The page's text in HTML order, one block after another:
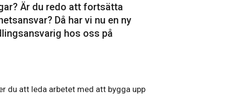
Är du redo att fortsätta
Då har vi nu en ny
hos oss på
du att leda arbetet med att bygga upp